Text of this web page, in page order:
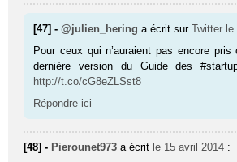
[47] -@julien_hering a écrit surTwitter
Pour ceux qui n’auraient pas encore
dernière version du Guide des
http://t.co/cG8eZLSst8
Répondre ici
[48] - Pierounet973 a écrit le 15 avril 2014 :